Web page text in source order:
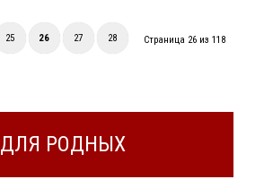
Страница 26 из 118
25 26 27 28
ДЛЯ РОДНЫХ